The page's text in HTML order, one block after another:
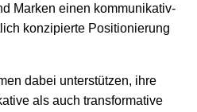
Marken einen kommunikativ-
konzipierte Positionierung
dabei unterstützen, ihre
als auch transformative